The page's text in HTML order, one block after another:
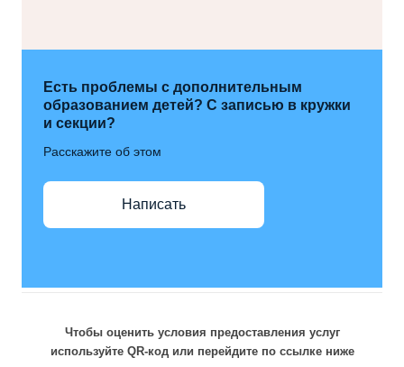
Есть проблемы с дополнительным
образованием детей? С записью в кружки
и секции?
Расскажите об этом
Написать
Чтобы оценить условия предоставления услуг
используйте QR-код или перейдите по ссылке ниже